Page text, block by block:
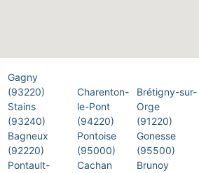
Gagny
(93220)
Stains
(93240)
Bagneux
(92220)
Pontault-
Charenton-
le-Pont
(94220)
Pontoise
(95000)
Cachan
Brétigny-sur-
Orge
(91220)
Gonesse
(95500)
Brunoy